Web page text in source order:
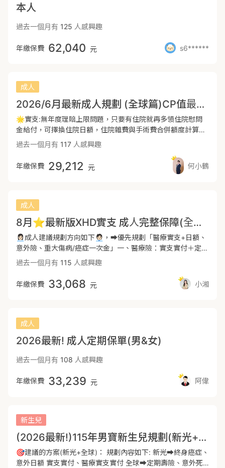
上.✨投保前若有【自費超音波異常】例如常見的心臟卵圓孔
投保前視情況須進行健康告知，通常痊癒之前會延期或無法評
估，記得找雅琪確認投保流程，精準避坑(核保醫學看的是未來
的理賠風險，跟臨床的核保醫學看待相同疾病的角度不同).✨
保因此本方案將意外實支規劃在遠雄人壽10萬元另外也規劃遠
雄人壽的優勢商品(360萬的癌症一次金和包含癌症併發症的癌
症療程型商品).✨因此本方案的優勢為高住院日額每天7000元
高病房費實支每天最高5000560高額的癌症一次金遠雄人壽
XCD癌症療程型保障包含癌症併發症(全球的癌症療程型XCG
不包含癌症併發症的治療)150萬的高額燒燙傷一次金10萬的高
額意外實支實付且規劃在壽險公司未來較不容易斷保400萬意
外失能一次金.✨若還有預算，可參考【頂規版】再搭配【富
邦產十全兒童意外險】補強重大燒燙傷一次金500萬和調皮搗
本人
過去一個月有 125 人感興趣
年繳保費 62,040 元 s6******
成人
2026/6月最新成人規劃 (全球篇)CP值最高，精準規劃，不浪費每一分保費
🌟實支:無年度理賠上限問題，只要有住院就再多領住院慰問
金給付，可擇換住院日額，住院雜費與手術費合併額度計算，
只要總花費(不含住院病房費)在限額內，無須擔心理賠額度不
足的問題 🌟住院日額:住院日額MIR:因為現階段無法規劃雙實
支，較難提高病房費額度，規劃住院日額MIR可提高病房費額
度同時增加手術費額度 🌟重大傷病:首推全球重大傷病
費漲幅親民 🌟癌症一次金:現階段的保費非常便宜，可以一次
急預備金，不需擔心後續龐大的治療費用 我可以協助您送件並
提供後續服務 🔺服務於錠嵂保險經紀人公司 🔺從業10年 🔺
服務全台各地 🔺協助網站裡超過數百位以上保戶完成保險規
劃 🔺豐富體況核保及理賠異議處理經驗(氣胸投保、早產兒投
保，癌症身故失能險拒賠、門診手術認定爭議)累積協助客戶理
賠超過千萬💰 您可以點擊左上我的個人介紹🙋 底下有我的聯
過去一個月有 117 人感興趣
年繳保費 29,212 元 何小鶴
成人
8月⭐️最新版XHD實支 成人完整保障(全球+遠雄)
👩🏻‍💼成人建議規劃方向如下🧑🏻‍💼，➡️優先規劃「醫療實支+日額、
意外險、重大傷病/癌症一次金」一、醫療險：實支實付＋定額
醫療⭐️ 2024/7保險新制上路，僅有單實支實付，透過定額型
醫療再補足住院、手術花費。⭐️ 第一間實支解決醫療花費的
問題，全球定額醫療可拉高醫療額度或是彌補門診手術不足的
風險。⭐️ 各家商品皆有優缺點，兩家搭配可以互補讓保障更
發生當下給予百萬預備金，不需擔心手頭資金不足無法使用好
休養及治療，一次性的給付可以彌補隱形的照顧成本。⭐️ 重
免因為疾病而造成整個家庭經濟陷入困境。⭐️重大傷病包含
300多項疾病，包含癌症、免疫系統疾病、精神疾病...等等，
疾病範圍最廣。三、意外險：小至跌倒扭傷、擦傷，大至骨折
庭、個人造成沉重的負擔，投保意外險可以有效地分散這些負
擔。⭐️意外險的保費以「職業等級」來計算。職業等級是指每
個行業的危險程度，略分為六級，級數越高代表越危險，保費
也高。以下小湘針對保障內容分幾點說明特色：1、醫材、手
術費用昂貴，建議先以實支實付為主，解決升等病房、手術、
過去一個月有 115 人感興趣
年繳保費 33,068 元 小湘
成人
2026最新! 成人定期保單(男&女)
過去一個月有 108 人感興趣
年繳保費 33,239 元 阿偉
新生兒
(2026最新!)115年男寶新生兒規劃(新光+全球)
🎯建議的方案(新光+全球)： 規劃內容如下: 新光➡️終身癌症、
意外日額 實支實付、醫療實支實付 全球➡️定期壽險、意外死